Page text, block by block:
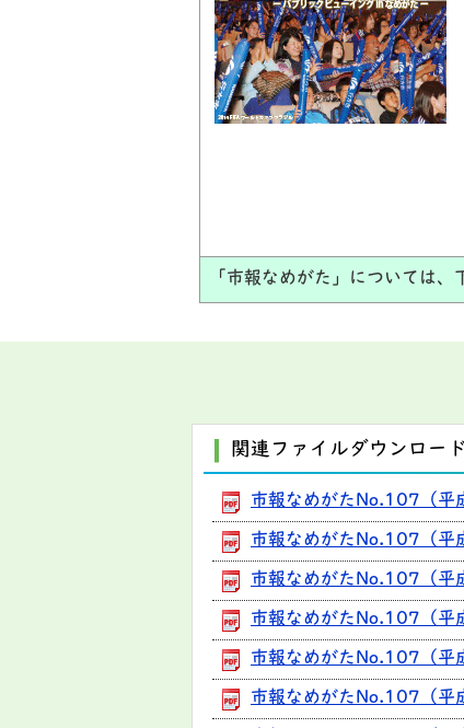
「市報なめがた」については
関連ファイルダウンロード
市報なめがたNo.107（
市報なめがたNo.107（
市報なめがたNo.107（
市報なめがたNo.107（
市報なめがたNo.107（
市報なめがたNo.107（